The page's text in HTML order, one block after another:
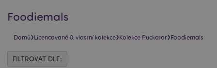
Foodiemals
Domů›Licencované & vlastní kolekce›Kolekce Puckator›Foodiemals
FILTROVAT DLE: